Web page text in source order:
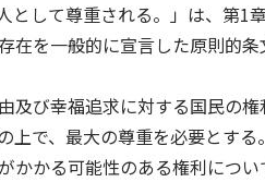
として尊重される。」は、第1
在を一般的に宣言した原則的条
及び幸福追求に対する国民の
上で、最大の尊重を必要とする
かかる可能性のある権利につ